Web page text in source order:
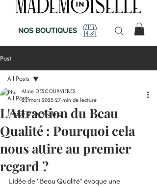
NOS BOUTIQUES
Post
All Posts
Image & Storytelling
All Posts
L'Attraction du Beau
Qualité : Pourquoi cela
nous attire au premier
regard ?
Aline DESCOURVIERES
21 mars 202527 min de lecture
L'idée de "Beau Qualité" évoque une